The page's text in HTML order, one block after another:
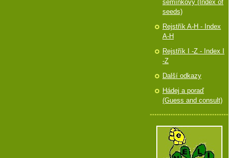
semínkový (Index of
seeds)
Rejstřík A-H - Index
A-H
Rejstřík I -Z - Index I
-Z
Další odkazy
Hádej a poraď
(Guess and consult)